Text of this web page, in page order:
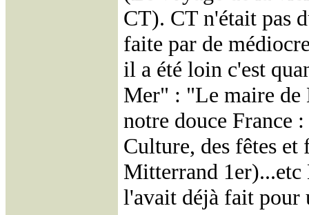
CT). CT n'était pas
faite par de
il a été loin c'est
Mer" : "Le maire de
notre douce France
Culture, des fêtes
Mitterrand 1er)...etc
l'avait déjà fait pour